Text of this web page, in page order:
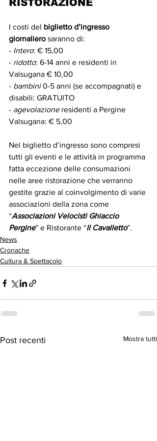
RISTORAZIONE
I costi del biglietto d’ingresso
giornaliero saranno di:
- Intero: € 15,00
- ridotto: 6-14 anni e residenti in
Valsugana € 10,00
- bambini 0-5 anni (se accompagnati) e
disabili: GRATUITO
- agevolazione residenti a Pergine
Valsugana: € 5,00
Nel biglietto d’ingresso sono compresi
tutti gli eventi e le attività in programma
fatta eccezione delle consumazioni
nelle aree ristorazione che verranno
gestite grazie al coinvolgimento di varie
associazioni della zona come
“Associazioni Velocisti Ghiaccio
Pergine” e Ristorante “Il Cavalletto”.
News
Cronache
Cultura & Spettacolo
Post recenti Mostra tutti